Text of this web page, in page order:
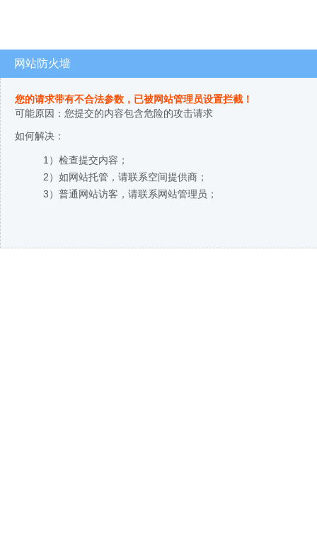
网站防火墙
您的请求带有不合法参数，已被网站管理员设置拦截！
可能原因：您提交的内容包含危险的攻击请求
如何解决：
1）检查提交内容；
2）如网站托管，请联系空间提供商；
3）普通网站访客，请联系网站管理员；